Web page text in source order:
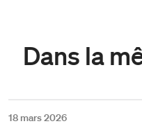
Dans la
18 mars 2026